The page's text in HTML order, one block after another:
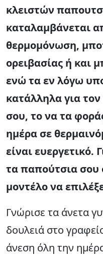
κλειστών
καταλαμβάνεται
θερμομόνωση,
ορειβασίας ή και
ενώ τα εν λόγω
κατάλληλα για
σου, το να τα
ημέρα σε
είναι ευεργετικό.
τα παπούτσια σου
μοντέλο να
Γνώρισε τα άνετα
δουλειά στο
άνεση όλη την